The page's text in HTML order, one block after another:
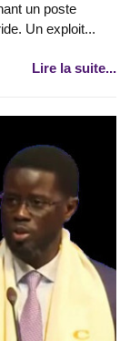
un poste
Un exploit...
Lire la suite...